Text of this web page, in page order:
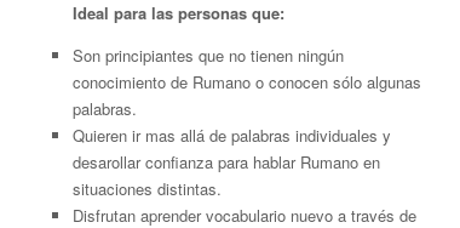
Ideal para las personas que:
Son principiantes que no tienen ningún
conocimiento de Rumano o conocen sólo algunas
palabras.
Quieren ir mas allá de palabras individuales y
desarollar confianza para hablar Rumano en
situaciones distintas.
Disfrutan aprender vocabulario nuevo a través de